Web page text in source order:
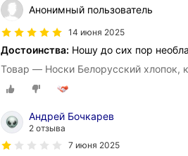
Анонимный пользователь
14 июня 2025
Достоинства: Ношу до сих пор
Товар — Носки Белорусский хлопок,
Андрей Бочкарев
2 отзыва
7 июня 2025